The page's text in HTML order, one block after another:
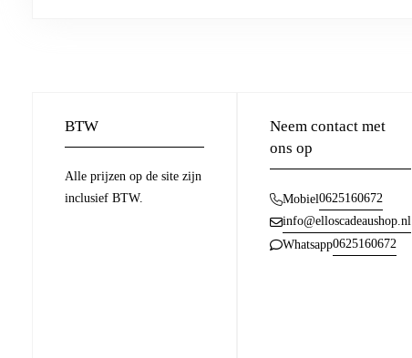
BTW
Alle prijzen op de site zijn
inclusief BTW.
Neem contact met
ons op
Mobiel0625160672
info@elloscadeaushop.nl
Whatsapp0625160672